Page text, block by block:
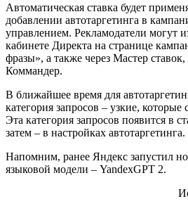
Автоматическая ставка будет
добавлении автотаргетинга в
управлением. Рекламодатели могут
кабинете Директа на странице
фразы», а также через Мастер
Коммандер.
В ближайшее время для
категория запросов – узкие, которые
Эта категория запросов появится в
затем – в настройках автотаргетинга.
Напомним, ранее Яндекс запустил
языковой модели – YandexGPT 2.